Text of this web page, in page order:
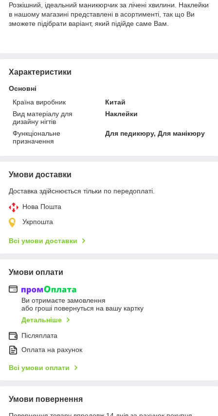
Розкішний, ідеальний маникюрчик за лічені хвилини. Наклейки
в нашому магазині представлені в асортименті, так що Ви
зможете підібрати варіант, який підійде саме Вам.
Характеристики
Основні
Країна виробник
Китай
Вид матеріалу для
дизайну нігтів
Наклейки
Функціональне
призначення
Для педикюру, Для манікюру
Умови доставки
Доставка здійснюється тільки по передоплаті.
Нова Пошта
Укрпошта
Всі умови доставки
Умови оплати
Ви отримаєте замовлення
або гроші повернуться на вашу картку
Детальніше
Післяплата
Оплата на рахунок
Всі умови оплати
Умови повернення